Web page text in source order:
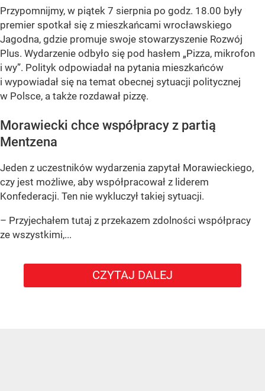
Przypomnijmy, w piątek 7 sierpnia po godz. 18.00 były
premier spotkał się z mieszkańcami wrocławskiego
Jagodna, gdzie promuje swoje stowarzyszenie Rozwój
Plus. Wydarzenie odbyło się pod hasłem „Pizza, mikrofon
i wy”. Polityk odpowiadał na pytania mieszkańców
i wypowiadał się na temat obecnej sytuacji politycznej
w Polsce, a także rozdawał pizzę.
Morawiecki chce współpracy z partią
Mentzena
Jeden z uczestników wydarzenia zapytał Morawieckiego,
czy jest możliwe, aby współpracował z liderem
Konfederacji. Ten nie wykluczył takiej sytuacji.
– Przyjechałem tutaj z przekazem zdolności współpracy
ze wszystkimi,...
CZYTAJ DALEJ